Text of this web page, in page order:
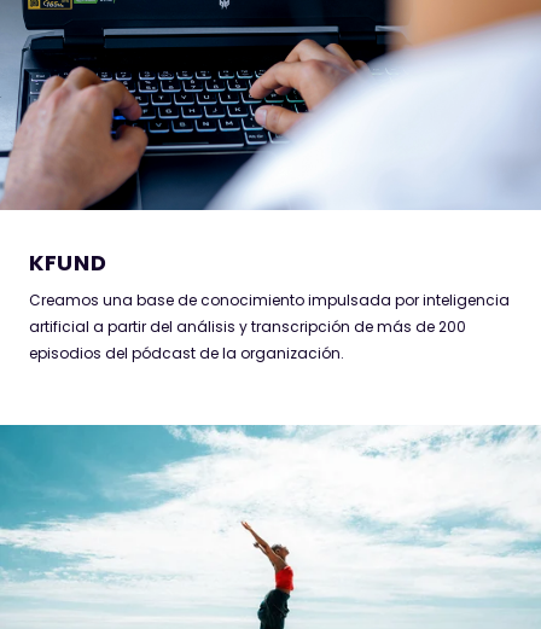
KFUND
Creamos una base de conocimiento impulsada por inteligencia
artificial a partir del análisis y transcripción de más de 200
episodios del pódcast de la organización.